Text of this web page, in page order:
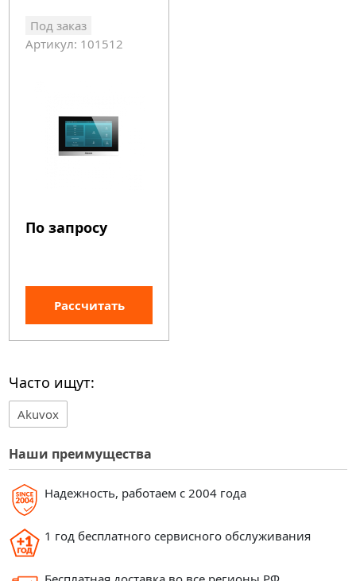
Наши преимущества
Надежность, работаем с 2004 года
1 год бесплатного сервисного обслуживания
Под заказ
Артикул: 101512
По запросу
Рассчитать
Часто ищут:
Akuvox